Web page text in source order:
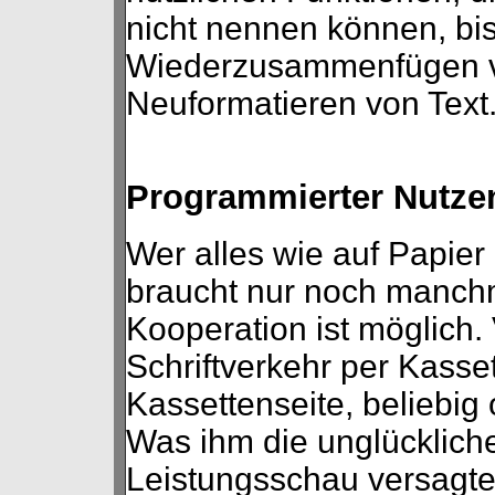
nicht nennen können,
Wiederzusammenfügen
Neuformatieren von
Programmierter
Wer alles wie auf
braucht nur noch
Kooperation ist
Schriftverkehr per
Kassettenseite, beliebig
Was ihm die
Leistungsschau